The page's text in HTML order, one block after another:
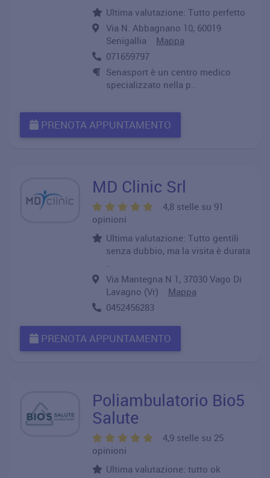
Ultima valutazione: Tutto perfetto
Via N. Abbagnano 10, 60019
Senigallia Mappa
071659797
Senasport è un centro medico
specializzato nella p..
PRENOTA APPUNTAMENTO
MD Clinic Srl
4,8 stelle su 91
opinioni
Ultima valutazione: Tutto gentili
senza dubbio, ma la visita è durata
..
Via Mantegna N 1, 37030 Vago Di
Lavagno (Vr) Mappa
0452456283
PRENOTA APPUNTAMENTO
Poliambulatorio Bio5
Salute
4,9 stelle su 25
opinioni
Ultima valutazione: tutto ok